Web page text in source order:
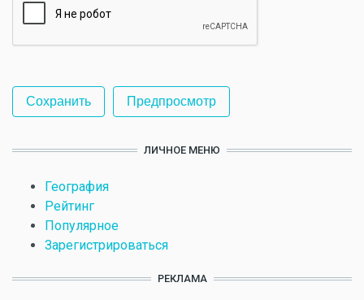
ЛИЧНОЕ МЕНЮ
География
Рейтинг
Популярное
Зарегистрироваться
РЕКЛАМА